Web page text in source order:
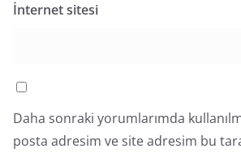
İnternet sitesi
Daha sonraki yorumlarımda
posta adresim ve site adresim bu